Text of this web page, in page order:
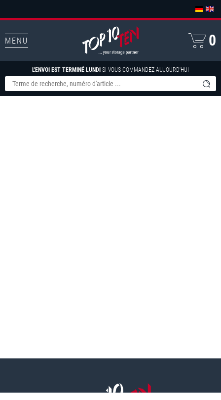
MENU
L'ENVOI EST TERMINÉ LUNDI SI VOUS COMMANDEZ AUJOURD'HUI
0